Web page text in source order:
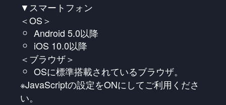
▼スマートフォン
＜OS＞
Android 5.0以降
iOS 10.0以降
＜ブラウザ＞
OSに標準搭載されているブラウザ。
※JavaScriptの設定をONにしてご利用くださ
い。